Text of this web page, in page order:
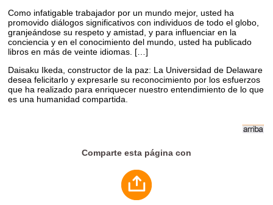
Como infatigable trabajador por un mundo mejor, usted ha
promovido diálogos significativos con individuos de todo el globo,
granjeándose su respeto y amistad, y para influenciar en la
conciencia y en el conocimiento del mundo, usted ha publicado
libros en más de veinte idiomas. […]
Daisaku Ikeda, constructor de la paz: La Universidad de Delaware
desea felicitarlo y expresarle su reconocimiento por los esfuerzos
que ha realizado para enriquecer nuestro entendimiento de lo que
es una humanidad compartida.
Comparte esta página con